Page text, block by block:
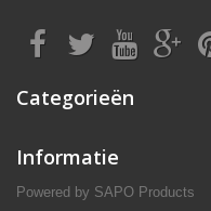
Categorieën
Informatie
Powered by SAPO Products